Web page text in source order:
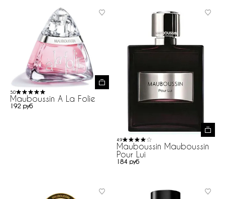
5.0
Mauboussin A La Folie
192 руб
4.9
Mauboussin Mauboussin
Pour Lui
184 руб